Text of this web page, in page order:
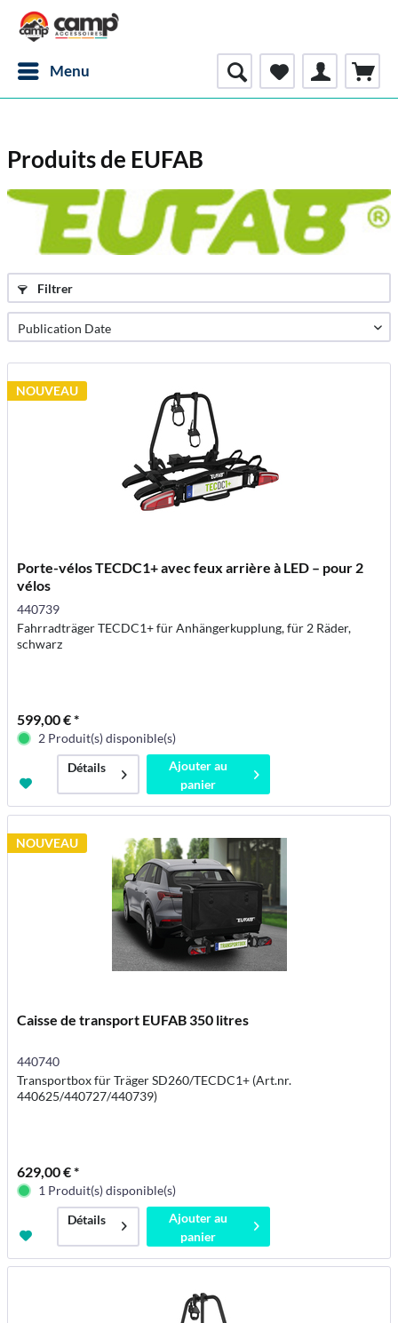
Menu
Produits de EUFAB
Filtrer
NOUVEAU
Porte-vélos TECDC1+ avec feux arrière à LED – pour 2
vélos
440739
Fahrradträger TECDC1+ für Anhängerkupplung, für 2 Räder,
schwarz
599,00 € *
2 Produit(s) disponible(s)
Détails
Ajouter au
panier
NOUVEAU
Caisse de transport EUFAB 350 litres
440740
Transportbox für Träger SD260/TECDC1+ (Art.nr.
440625/440727/440739)
629,00 € *
1 Produit(s) disponible(s)
Détails
Ajouter au
panier